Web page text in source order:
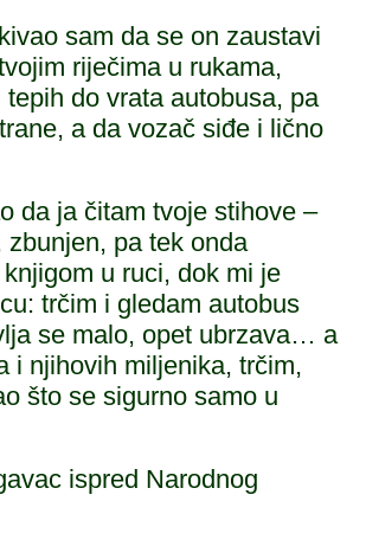
sam da se on zaustavi
riječima u rukama,
do vrata autobusa, pa
a da vozač siđe i lično
da ja čitam tvoje stihove –
pa tek onda
u ruci, dok mi je
trčim i gledam autobus
se malo, opet ubrzava… a
i njihovih miljenika, trčim,
što se sigurno samo u
ispred Narodnog